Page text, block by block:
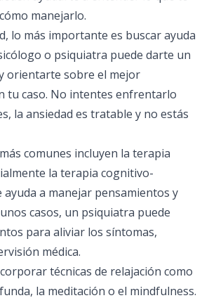
manejarlo.
lo más importante es buscar ayuda
o psiquiatra puede darte un
orientarte sobre el mejor
tu caso. No intentes enfrentarlo
la ansiedad es tratable y no estás
comunes incluyen la terapia
la terapia cognitivo-
ayuda a manejar pensamientos y
casos, un psiquiatra puede
para aliviar los síntomas,
médica.
técnicas de relajación como
la meditación o el mindfulness.